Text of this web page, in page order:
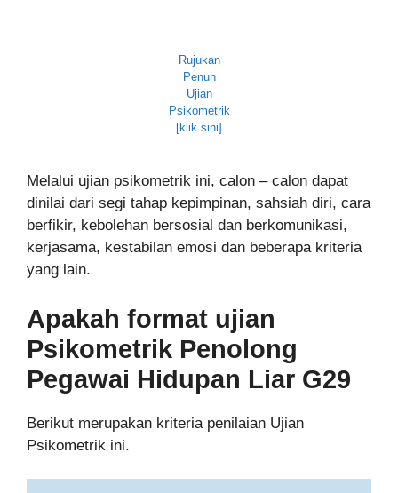
Rujukan
Penuh
Ujian
Psikometrik
[klik sini]
Melalui ujian psikometrik ini, calon – calon dapat
dinilai dari segi tahap kepimpinan, sahsiah diri, cara
berfikir, kebolehan bersosial dan berkomunikasi,
kerjasama, kestabilan emosi dan beberapa kriteria
yang lain.
Apakah format ujian
Psikometrik Penolong
Pegawai Hidupan Liar G29
Berikut merupakan kriteria penilaian Ujian
Psikometrik ini.